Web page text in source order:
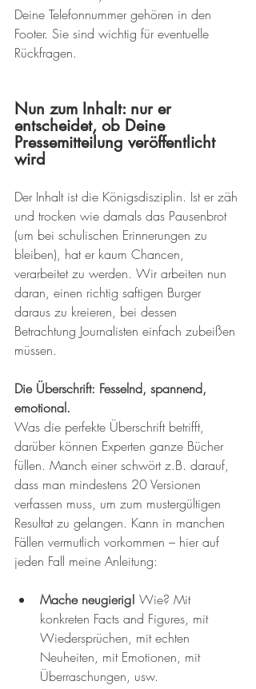
Deine Telefonnummer gehören in den
Footer. Sie sind wichtig für eventuelle
Rückfragen.
Nun zum Inhalt: nur er
entscheidet, ob Deine
Pressemitteilung veröffentlicht
wird
Der Inhalt ist die Königsdisziplin. Ist er zäh
und trocken wie damals das Pausenbrot
(um bei schulischen Erinnerungen zu
bleiben), hat er kaum Chancen,
verarbeitet zu werden. Wir arbeiten nun
daran, einen richtig saftigen Burger
daraus zu kreieren, bei dessen
Betrachtung Journalisten einfach zubeißen
müssen.
Die Überschrift: Fesselnd, spannend,
emotional.
Was die perfekte Überschrift betrifft,
darüber können Experten ganze Bücher
füllen. Manch einer schwört z.B. darauf,
dass man mindestens 20 Versionen
verfassen muss, um zum mustergültigen
Resultat zu gelangen. Kann in manchen
Fällen vermutlich vorkommen – hier auf
jeden Fall meine Anleitung:
Mache neugierig! Wie? Mit
konkreten Facts and Figures, mit
Wiedersprüchen, mit echten
Neuheiten, mit Emotionen, mit
Überraschungen, usw.